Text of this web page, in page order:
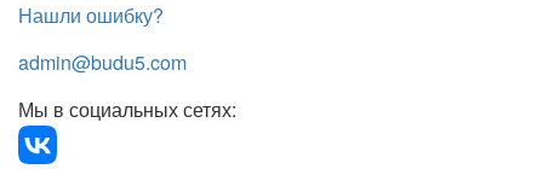
Нашли ошибку?
admin@budu5.com
Мы в социальных сетях: